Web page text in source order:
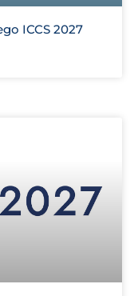
ICCS 2027